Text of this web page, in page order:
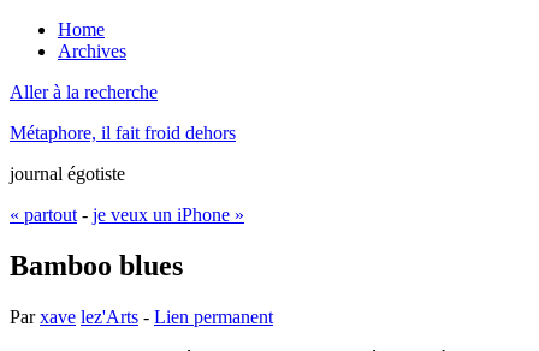
Home
Archives
Aller à la recherche
Métaphore, il fait froid dehors
journal égotiste
« partout - je veux un iPhone »
Bamboo blues
Parxave lez'Arts - Lien permanent